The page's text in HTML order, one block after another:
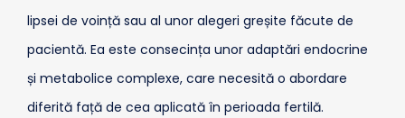
lipsei de voință sau al unor alegeri greșite făcute de
pacientă. Ea este consecința unor adaptări endocrine
și metabolice complexe, care necesită o abordare
diferită față de cea aplicată în perioada fertilă.